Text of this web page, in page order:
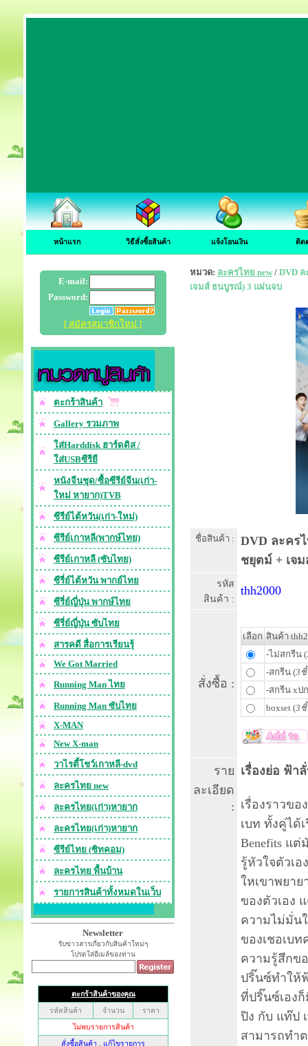
หน้าแรก วิธีสั่งซื้อสินค้า แจ้งโอนเงิน ติด
E-mail:
Password:
[ สมัครสมาชิกใหม่ ]
ตะกร้าสินค้า
Gallery รวมภาพ
ใส่Harddisk ฮาร์ดดิส /
ใส่USBซีรียื
หนังจีนชุด/ซื้อซีรีย์จีน(เก่า-
ใหม่ หายาก)TVB
ซีรีย์ไต้หวัน(เก่า-ใหม่)
ซีรีย์เกาหลี(พากษ์ไทย)
ซีรีย์เกาหลี (ซับไทย)
ซีรี่ย์ไต้หวัน พากย์ไทย
ซีรี่ย์ญี่ปุ่น พากษ์ไทย
ซีรี่ย์ญี่ปุ่น ซับไทย
สารคดี สื่อการเรียนรุ้
We Got Married
Running Man ไทย
Running Man ซับไทย
X-MAN
New X-man
วาไรตี้โชว์เกาหลี-dvd
ละครไทย new
ละครไทย(เก่า)หายาก
ละครไทย(เก่า)หายาก
ซีรีย์ไทย (ซิทคอม)
ละครไทย พื้นบ้าน
รายการสินค้าทั้งหมดในเว็บ
Newsletter
รับข่าวสารเกี่ยวกับสินค้าใหม่ๆ
โปรดใส่อีเมล์ของท่าน
หมวด: ละครไทย new / DVD
เจมส์ ธนบูรณ์) 3 แผ่นจบ
ชื่อสินค้า :
DVD ละคร
ชยุตม์ + เจ
รหัส
สินค้า :
thh2000
สั่งซื้อ :
เลือก สินค้า
-ไม่สกรีน (
-สกรีน (3
-สกรีน xป
boxset (3
ราย
ละเอียด
:
เรื่องย่อ ฟ้า
เรื่องราวข
เบท ทั้งคู่ได้
Benefits แ
รู้หัวใจตัวเ
ใหเขาพยา
ของตัวเอง
ความไม่มั่น
ของเชอเบ
ความรู้สึกข
ปริ๊นซ์ทำให้
ที่ปริ๊นซ์เอง
ปิง กับ แท๊ป
สามารถทำ